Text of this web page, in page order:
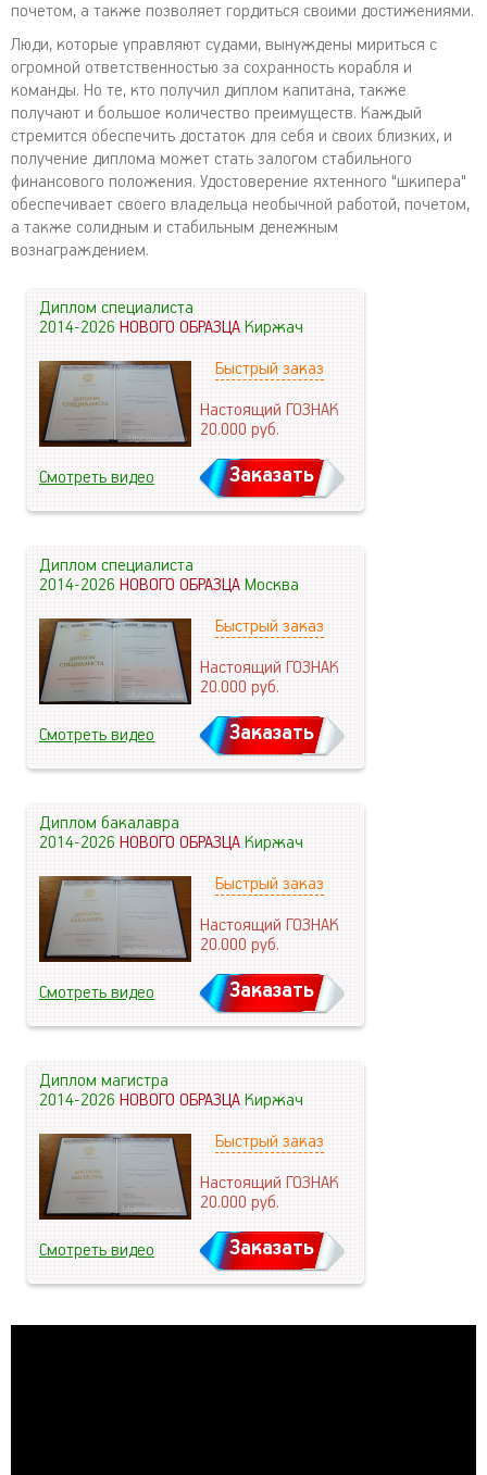
почетом, а также позволяет гордиться своими достижениями.
Люди, которые управляют судами, вынуждены мириться с
огромной ответственностью за сохранность корабля и
команды. Но те, кто получил диплом капитана, также
получают и большое количество преимуществ. Каждый
стремится обеспечить достаток для себя и своих близких, и
получение диплома может стать залогом стабильного
финансового положения. Удостоверение яхтенного "шкипера"
обеспечивает своего владельца необычной работой, почетом,
а также солидным и стабильным денежным
вознаграждением.
Диплом специалиста
2014-2026НОВОГО ОБРАЗЦАКиржач
Быстрый заказ
Настоящий ГОЗНАК
20.000руб.
Смотреть видео Заказать
Диплом специалиста
2014-2026НОВОГО ОБРАЗЦАМосква
Быстрый заказ
Настоящий ГОЗНАК
20.000руб.
Смотреть видео Заказать
Диплом бакалавра
2014-2026НОВОГО ОБРАЗЦАКиржач
Быстрый заказ
Настоящий ГОЗНАК
20.000руб.
Смотреть видео Заказать
Диплом магистра
2014-2026НОВОГО ОБРАЗЦАКиржач
Быстрый заказ
Настоящий ГОЗНАК
20.000руб.
Смотреть видео Заказать